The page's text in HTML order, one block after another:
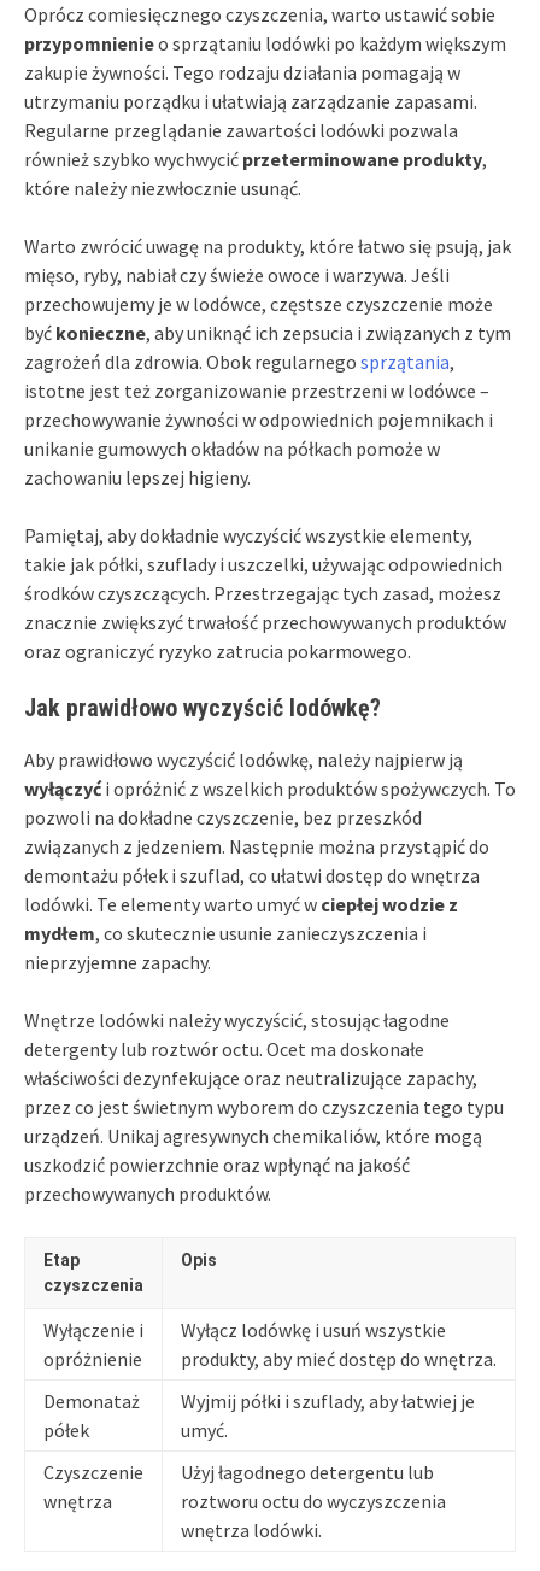
Oprócz comiesięcznego czyszczenia, warto ustawić sobie
przypomnienieo sprzątaniu lodówki po każdym większym
zakupie żywności. Tego rodzaju działania pomagają w
utrzymaniu porządku i ułatwiają zarządzanie zapasami.
Regularne przeglądanie zawartości lodówki pozwala
również szybko wychwycić przeterminowane produkty,
które należy niezwłocznie usunąć.
Warto zwrócić uwagę na produkty, które łatwo się psują, jak
mięso, ryby, nabiał czy świeże owoce i warzywa. Jeśli
przechowujemy je w lodówce, częstsze czyszczenie może
być konieczne, aby uniknąć ich zepsucia i związanych z tym
zagrożeń dla zdrowia. Obok regularnego sprzątania,
istotne jest też zorganizowanie przestrzeni w lodówce –
przechowywanie żywności w odpowiednich pojemnikach i
unikanie gumowych okładów na półkach pomoże w
zachowaniu lepszej higieny.
Pamiętaj, aby dokładnie wyczyścić wszystkie elementy,
takie jak półki, szuflady i uszczelki, używając odpowiednich
środków czyszczących. Przestrzegając tych zasad, możesz
znacznie zwiększyć trwałość przechowywanych produktów
oraz ograniczyć ryzyko zatrucia pokarmowego.
Jak prawidłowo wyczyścić lodówkę?
Aby prawidłowo wyczyścić lodówkę, należy najpierw ją
wyłączyći opróżnić z wszelkich produktów spożywczych. To
pozwoli na dokładne czyszczenie, bez przeszkód
związanych z jedzeniem. Następnie można przystąpić do
demontażu półek i szuflad, co ułatwi dostęp do wnętrza
lodówki. Te elementy warto umyć w ciepłej wodzie z
mydłem, co skutecznie usunie zanieczyszczenia i
nieprzyjemne zapachy.
Wnętrze lodówki należy wyczyścić, stosując łagodne
detergenty lub roztwór octu. Ocet ma doskonałe
właściwości dezynfekujące oraz neutralizujące zapachy,
przez co jest świetnym wyborem do czyszczenia tego typu
urządzeń. Unikaj agresywnych chemikaliów, które mogą
uszkodzić powierzchnie oraz wpłynąć na jakość
przechowywanych produktów.
Etap
czyszczenia
Opis
Wyłączenie i
opróżnienie
Wyłącz lodówkę i usuń wszystkie
produkty, aby mieć dostęp do wnętrza.
Demonataż
półek
Wyjmij półki i szuflady, aby łatwiej je
umyć.
Czyszczenie
wnętrza
Użyj łagodnego detergentu lub
roztworu octu do wyczyszczenia
wnętrza lodówki.